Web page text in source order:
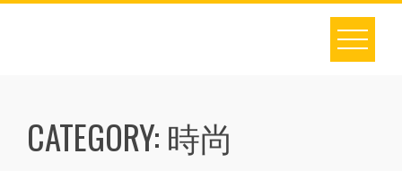
Skip
CATEGORY: 時尚